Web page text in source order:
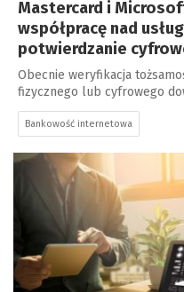
Mastercard i
współpracę nad
potwierdzanie
Obecnie weryfikacja
fizycznego lub cyfrowego
Bankowość internetowa
a